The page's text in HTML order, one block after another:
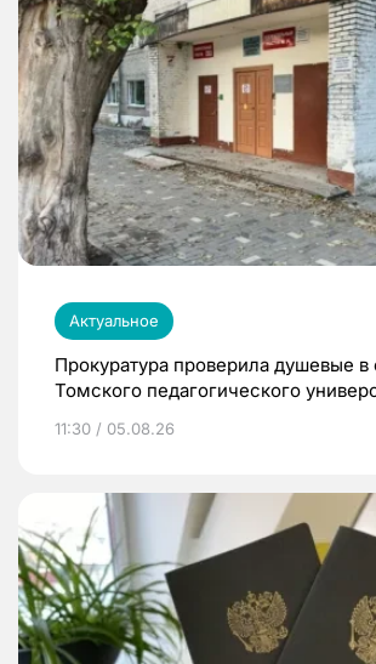
Актуальное
Прокуратура проверила душевые
Томского педагогического
11:30 / 05.08.26